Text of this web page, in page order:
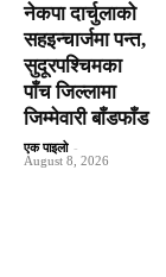
नेकपा दार्चुलाको
सहइन्चार्जमा पन्त,
सुदूरपश्चिमका
पाँच जिल्लामा
जिम्मेवारी बाँडफाँड
एक पाइलो -
August 8, 2026